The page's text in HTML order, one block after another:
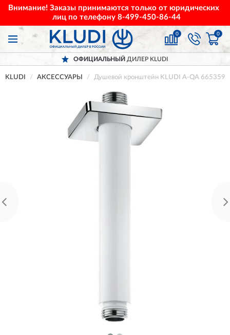
Внимание! Заказы принимаются только от юридических
лиц по телефону 8-499-450-86-44
0 0
ОФИЦИАЛЬНЫЙ ДИЛЕР KLUDI
KLUDI АКСЕССУАРЫ Душевой кронштейн KLUDI A-QA